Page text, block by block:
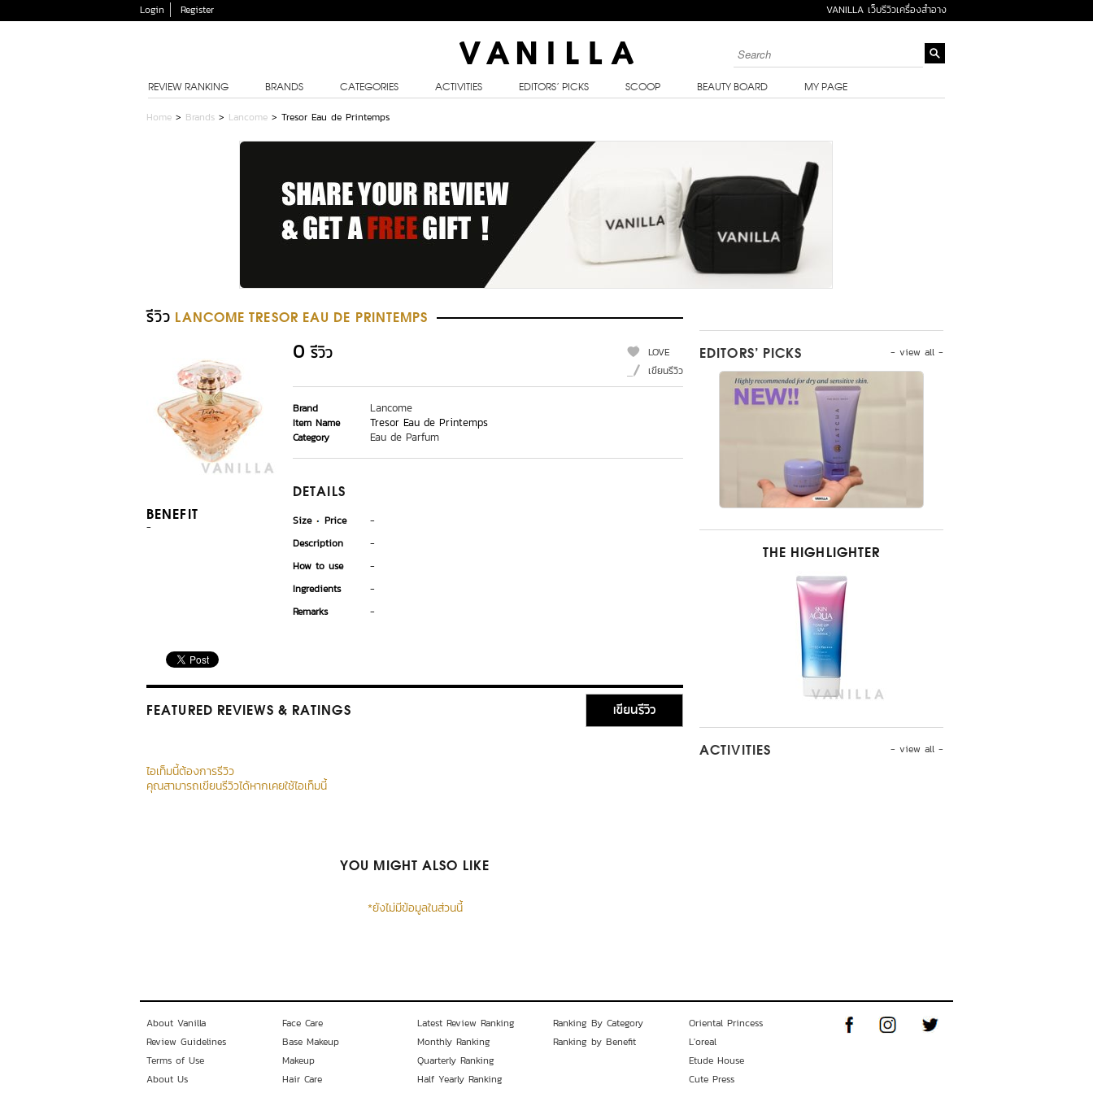
Login Register VANILLA เว็บรีวิวเครื่องสำอาง
REVIEW RANKING BRANDS CATEGORIES ACTIVITIES EDITORS’ PICKS SCOOP BEAUTY BOARD MY PAGE
Home > Brands > Lancome > Tresor Eau de Printemps
รีวิว LANCOME TRESOR EAU DE PRINTEMPS
BENEFIT
-
0 รีวิว
LOVE
เขียนรีวิว
Brand Lancome
Item Name Tresor Eau de Printemps
Category Eau de Parfum
DETAILS
Size Price
-
Description
-
How to use
-
Ingredients
-
Remarks
-
FEATURED REVIEWS & RATINGS เขียนรีวิว
ไอเท็มนี้ต้องการรีวิว
คุณสามารถเขียนรีวิวได้หากเคยใช้ไอเท็มนี้
YOU MIGHT ALSO LIKE
*ยังไม่มีข้อมูลในส่วนนี้
- view all -
EDITORS’ PICKS
THE HIGHLIGHTER
- view all -
ACTIVITIES
About Vanilla
Review Guidelines
Terms of Use
About Us
Face Care
Base Makeup
Makeup
Hair Care
Latest Review Ranking
Monthly Ranking
Quarterly Ranking
Half Yearly Ranking
Ranking By Category
Ranking by Benefit
Oriental Princess
L'oreal
Etude House
Cute Press